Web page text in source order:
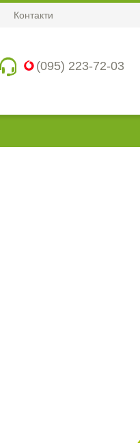
Контакти
(095) 223-72-03